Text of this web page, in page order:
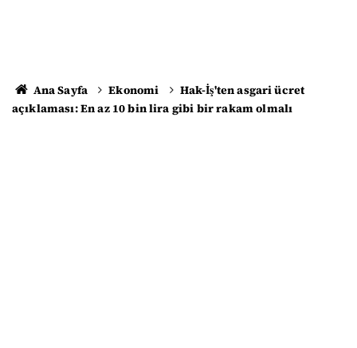
Ana Sayfa Ekonomi
Hak-İş'ten asgari ücret
açıklaması: En az 10 bin lira gibi bir rakam olmalı